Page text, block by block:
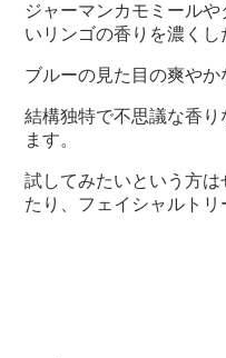
ジャーマンカモミール
いリンゴの香りを濃くし
ブルーの見た目の爽やか
結構独特で不思議な香
ます。
試してみたいという方
たり、フェイシャルトリ